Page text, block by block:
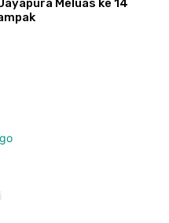
Meluas ke 14